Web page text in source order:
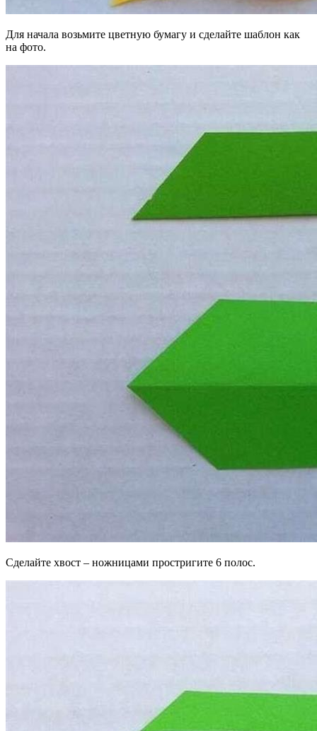
Для начала возьмите цветную бумагу и сделайте шаблон как
на фото.
Сделайте хвост – ножницами простригите 6 полос.